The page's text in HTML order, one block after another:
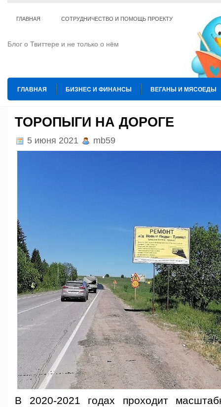
ГЛАВНАЯ СОТРУДНИЧЕСТВО И ПОМОЩЬ ПРОЕКТУ
Блог о Твиттере и не только о нём
ГЛАВНАЯ БИЗНЕС И ФИНАНСЫ ВЕГАНЫ И МЯСОЕДЫ
ТОРОПЫГИ НА ДОРОГЕ
5 июня 2021 mb59
В 2020-2021 годах проходит